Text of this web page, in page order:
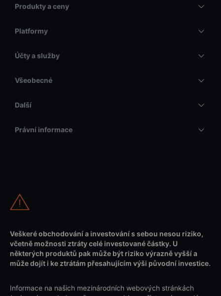
Produkty a ceny
Platformy
Účty a služby
Všeobecné
Další
Právní informace
Veškeré obchodování a investování s sebou nesou riziko,
včetně možnosti ztráty celé investované částky. U
některých produktů pak může být riziko výrazně vyšší a
může dojít i ke ztrátám přesahujícím výši původní investice.
Informace na našich mezinárodních webových stránkách